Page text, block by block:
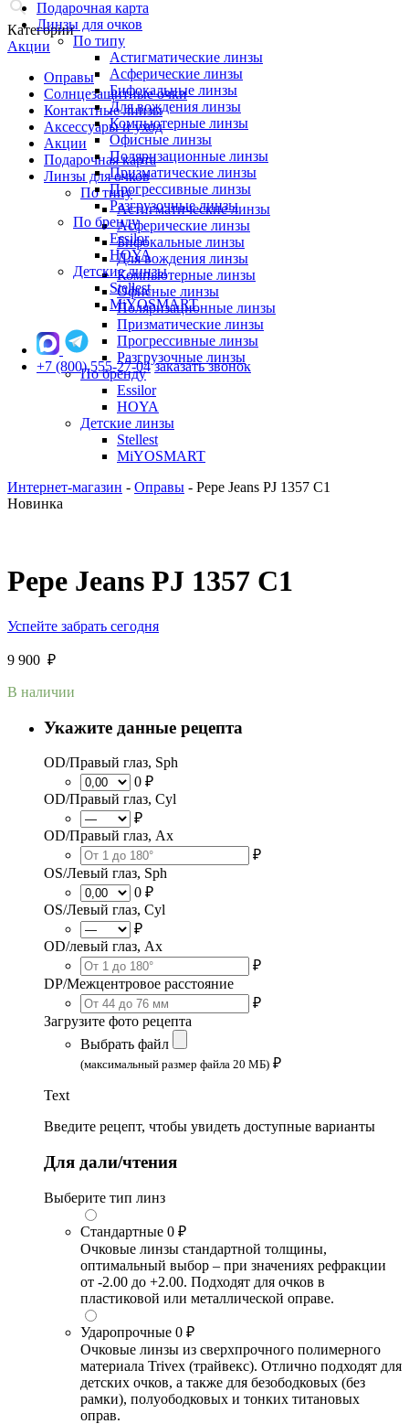
Категории
Акции
Оправы
Солнцезащитные очки
Контактные линзы
Аксессуары и уход
Акции
Подарочная карта
Линзы для очков
По типу
Астигматические линзы
Асферические линзы
Бифокальные линзы
Для вождения линзы
Компьютерные линзы
Офисные линзы
Поляризационные линзы
Призматические линзы
Прогрессивные линзы
Разгрузочные линзы
По бренду
Essilor
HOYA
Детские линзы
Stellest
MiYOSMART
Подарочная карта
Линзы для очков
По типу
Астигматические линзы
Асферические линзы
Бифокальные линзы
Для вождения линзы
Компьютерные линзы
Офисные линзы
Поляризационные линзы
Призматические линзы
Прогрессивные линзы
Разгрузочные линзы
По бренду
Essilor
HOYA
Детские линзы
Stellest
MiYOSMART
+7 (800) 555-27-04 заказать звонок
Интернет-магазин - Оправы - Pepe Jeans PJ 1357 C1
Новинка
Pepe Jeans PJ 1357 C1
Успейте забрать сегодня
9 900 ₽
В наличии
Укажите данные рецепта
OD/Правый глаз, Sph
0 ₽
OD/Правый глаз, Cyl
₽
OD/Правый глаз, Ax
₽
OS/Левый глаз, Sph
0 ₽
OS/Левый глаз, Cyl
₽
OD/левый глаз, Ax
₽
DP/Межцентровое расстояние
₽
Загрузите фото рецепта
Выбрать файл
(максимальный размер файла 20 МБ) ₽
Text
Введите рецепт, чтобы увидеть доступные варианты
Для дали/чтения
Выберите тип линз
Стандартные 0 ₽
Очковые линзы стандартной толщины,
оптимальный выбор – при значениях рефракции
от -2.00 до +2.00. Подходят для очков в
пластиковой или металлической оправе.
Ударопрочные 0 ₽
Очковые линзы из сверхпрочного полимерного
материала Trivex (трайвекс). Отлично подходят для
детских очков, а также для безободковых (без
рамки), полуободковых и тонких титановых
оправ.